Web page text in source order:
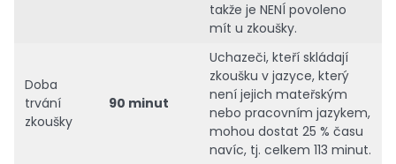
takže je NENÍ povoleno
mít u zkoušky.
Doba
trvání
zkoušky
90 minut
Uchazeči, kteří skládají
zkoušku v jazyce, který
není jejich mateřským
nebo pracovním jazykem,
mohou dostat 25 % času
navíc, tj. celkem 113 minut.